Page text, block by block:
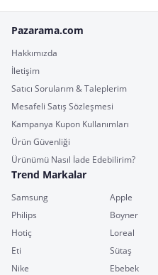
Pazarama.com
Hakkımızda
İletişim
Satıcı Sorularım & Taleplerim
Mesafeli Satış Sözleşmesi
Kampanya Kupon Kullanımları
Ürün Güvenliği
Ürünümü Nasıl İade Edebilirim?
Trend Markalar
Samsung Apple
Philips
Boyner
Hotiç
Loreal
Eti
Sütaş
Nike
Ebebek